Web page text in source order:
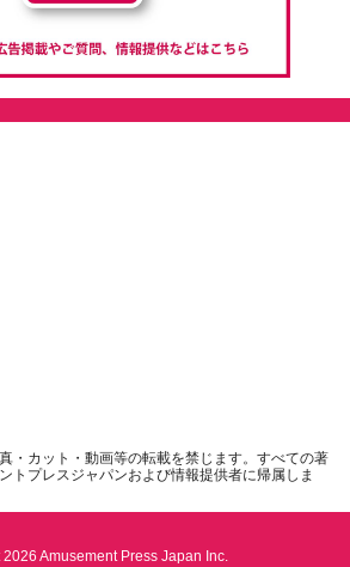
・カット・動画等の転載を禁じます。すべての著
トプレスジャパンおよび情報提供者に帰属しま
Amusement Press Japan Inc.